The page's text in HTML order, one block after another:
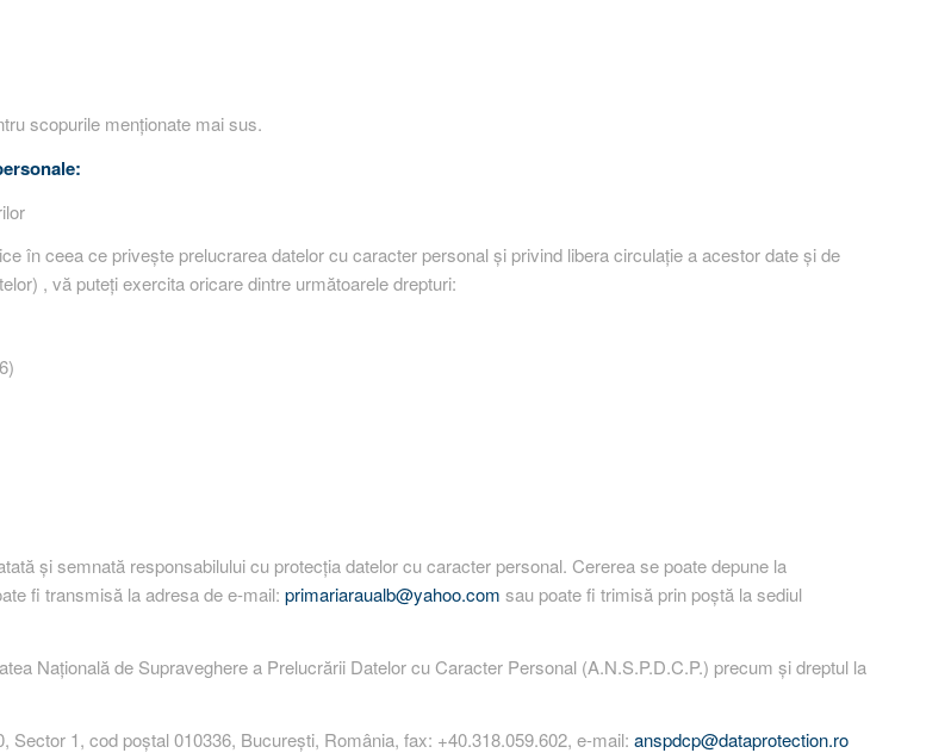
scopurile menționate mai sus.
în ceea ce priveşte prelucrarea datelor cu caracter personal şi privind libera circulaţie a acestor date şi de
, vă puteți exercita oricare dintre următoarele drepturi:
și semnată responsabilului cu protecția datelor cu caracter personal. Cererea se poate depune la
fi transmisă la adresa de e-mail: primariaraualb@yahoo.com sau poate fi trimisă prin poștă la sediul
Naţională de Supraveghere a Prelucrării Datelor cu Caracter Personal (A.N.S.P.D.C.P.) precum și dreptul la
1, cod poștal 010336, București, România, fax: +40.318.059.602, e-mail: anspdcp@dataprotection.ro